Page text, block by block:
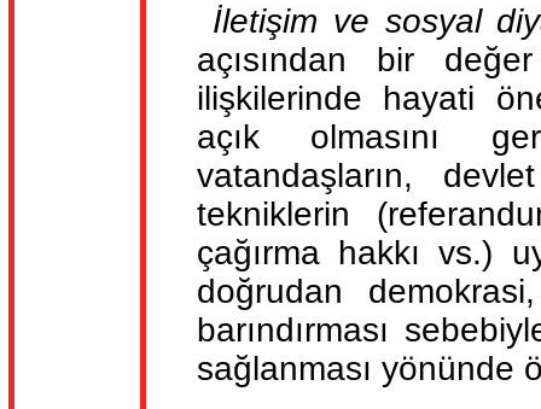
İletişim ve sosyal
açısından bir
ilişkilerinde hayati
açık olmasını
vatandaşların,
tekniklerin
çağırma hakkı vs.)
doğrudan
barındırması
sağlanması yönünde